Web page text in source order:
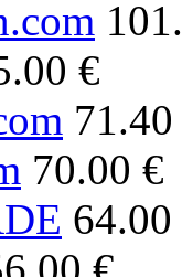
€
70.00 €
64.00